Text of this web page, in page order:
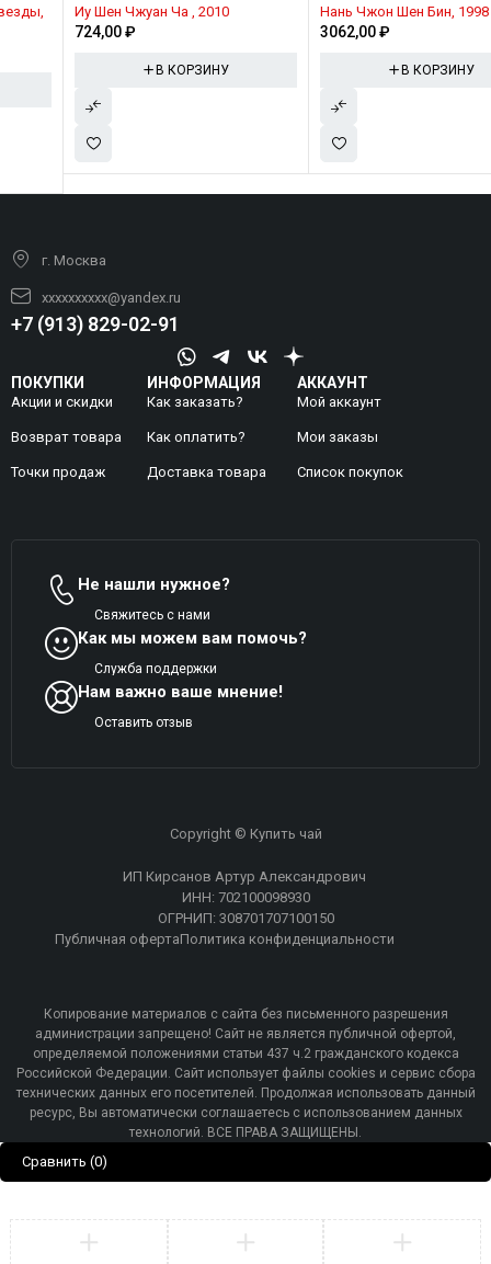
Иу Шен Чжуан Ча , 2010
В КОРЗИНУ
Нань Чжон Шен Бин, 1998
₽
В КОРЗИНУ
г. Москва
xxxxxxxxxx@yandex.ru
+7 (913) 829-02-91
ПОКУПКИ
Акции и скидки
Возврат товара
Точки продаж
ИНФОРМАЦИЯ
Как заказать?
Как оплатить?
Доставка товара
АККАУНТ
Мой аккаунт
Mои заказы
Список покупок
Не нашли нужное?
Свяжитесь с нами
Как мы можем вам помочь?
Служба поддержки
Нам важно ваше мнение!
Оставить отзыв
Copyright © Купить чай
ИП Кирсанов Артур Александрович
ИНН: 702100098930
ОГРНИП: 308701707100150
Публичная офертаПолитика конфиденциальности
Копирование материалов с сайта без письменного разрешения
администрации запрещено! Сайт не является публичной офертой,
определяемой положениями статьи 437 ч.2 гражданского кодекса
Российской Федерации. Сайт использует файлы cookies и сервис сбора
технических данных его посетителей. Продолжая использовать данный
ресурс, Вы автоматически соглашаетесь с использованием данных
технологий. ВСЕ ПРАВА ЗАЩИЩЕНЫ.
Сравнить (0)